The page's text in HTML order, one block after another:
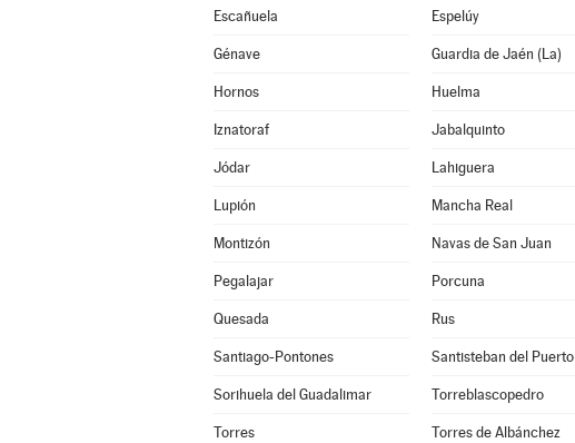
Escañuela Espelúy
Génave Guardia de Jaén (La)
Hornos Huelma
Iznatoraf Jabalquinto
Jódar Lahiguera
Lupión Mancha Real
Montizón Navas de San Juan
Pegalajar Porcuna
Quesada Rus
Santiago-Pontones Santisteban del Puerto
Sorihuela del Guadalimar Torreblascopedro
Torres Torres de Albánchez